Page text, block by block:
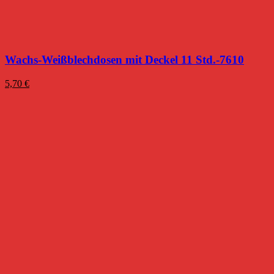
Wachs-Weißblechdosen mit Deckel 11 Std.-7610
5,70 €